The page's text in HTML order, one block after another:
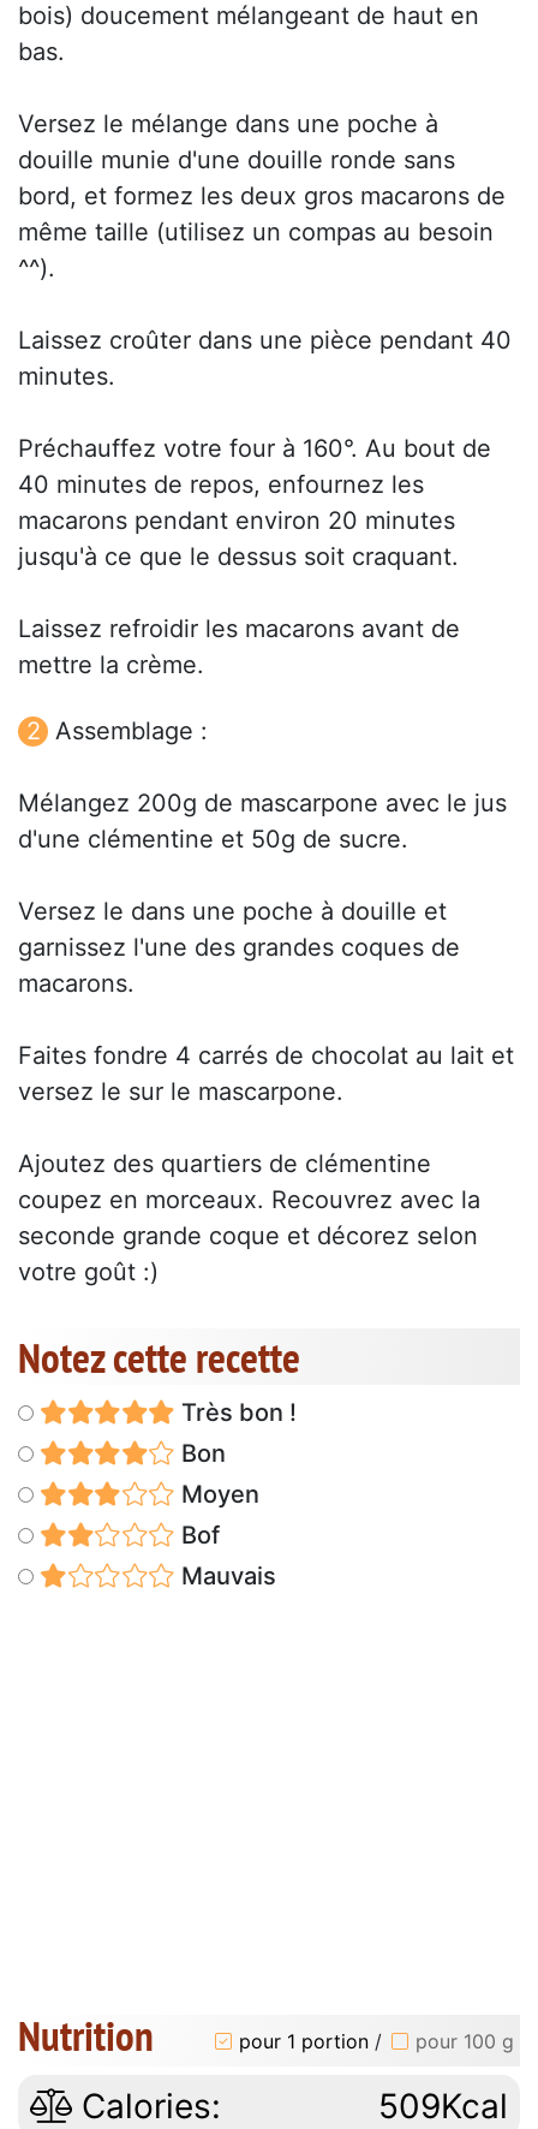
bois) doucement mélangeant de haut en
bas.
Versez le mélange dans une poche à
douille munie d'une douille ronde sans
bord, et formez les deux gros macarons de
même taille (utilisez un compas au besoin
^^).
Laissez croûter dans une pièce pendant 40
minutes.
Préchauffez votre four à 160°. Au bout de
40 minutes de repos, enfournez les
macarons pendant environ 20 minutes
jusqu'à ce que le dessus soit craquant.
Laissez refroidir les macarons avant de
mettre la crème.
Assemblage :
Mélangez 200g de mascarpone avec le jus
d'une clémentine et 50g de sucre.
Versez le dans une poche à douille et
garnissez l'une des grandes coques de
macarons.
Faites fondre 4 carrés de chocolat au lait et
versez le sur le mascarpone.
Ajoutez des quartiers de clémentine
coupez en morceaux. Recouvrez avec la
seconde grande coque et décorez selon
votre goût :)
Notez cette recette
Très bon !
Bon
Moyen
Bof
Mauvais
Nutrition pour 1 portion / pour 100 g
Calories: 509Kcal